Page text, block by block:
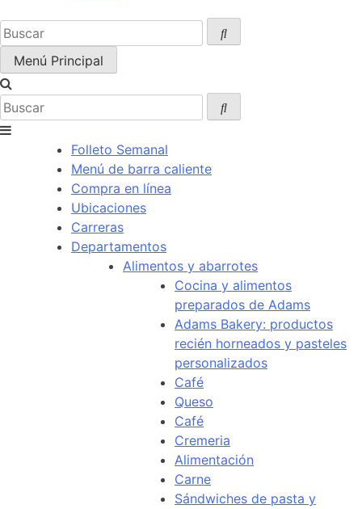
Menú Principal
Folleto Semanal
Menú de barra caliente
Compra en línea
Ubicaciones
Carreras
Departamentos
Alimentos y abarrotes
Cocina y alimentos
preparados de Adams
Adams Bakery: productos
recién horneados y pasteles
personalizados
Café
Queso
Café
Cremeria
Alimentación
Carne
Sándwiches de pasta y